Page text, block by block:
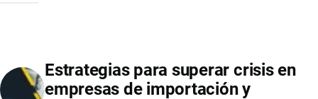
LA
MUERTE
Estrategias para superar crisis en
empresas de importación y